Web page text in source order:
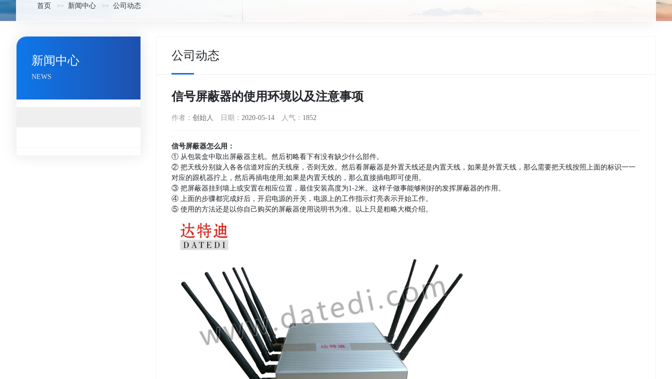
首页 新闻中心 公司动态
新闻中心
NEWS
公司动态
信号屏蔽器的使用环境以及注意事项
作者： 创始人 日期： 2020-05-14 人气： 1852
信号屏蔽器怎么用：
① 从包装盒中取出屏蔽器主机。然后初略看下有没有缺少什么部件。
② 把天线分别旋入各各信道对应的天线座，否则无效。然后看屏蔽器是外置天线还是内置天线，如果是外置天线，那么需要把天线按照上面的标识一一
对应的跟机器拧上，然后再插电使用;如果是内置天线的，那么直接插电即可使用。
③ 把屏蔽器挂到墙上或安置在相应位置，最佳安装高度为1-2米。这样子做事能够刚好的发挥屏蔽器的作用。
④ 上面的步骤都完成好后，开启电源的开关，电源上的工作指示灯亮表示开始工作。
⑤ 使用的方法还是以你自己购买的屏蔽器使用说明书为准。以上只是粗略大概介绍。